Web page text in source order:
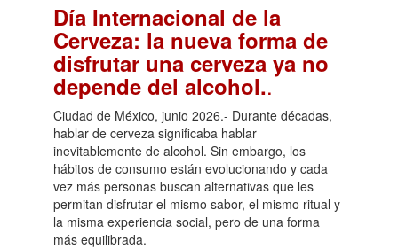
Día Internacional de la
Cerveza: la nueva forma de
disfrutar una cerveza ya no
depende del alcohol..
Ciudad de México, junio 2026.- Durante décadas,
hablar de cerveza significaba hablar
inevitablemente de alcohol. Sin embargo, los
hábitos de consumo están evolucionando y cada
vez más personas buscan alternativas que les
permitan disfrutar el mismo sabor, el mismo ritual y
la misma experiencia social, pero de una forma
más equilibrada.